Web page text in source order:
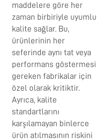
maddelere göre her
zaman birbiriyle uyumlu
kalite sağlar. Bu,
ürünlerinin her
seferinde aynı tat veya
performans göstermesi
gereken fabrikalar için
özel olarak kritiktir.
Ayrıca, kalite
standartlarını
karşılamayan binlerce
ürün atılmasının riskini